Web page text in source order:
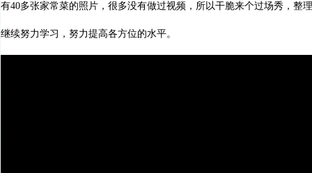
有40多张家常菜的照片，很多没有做过视频，所以干脆来个过场秀，整
继续努力学习，努力提高各方位的水平。